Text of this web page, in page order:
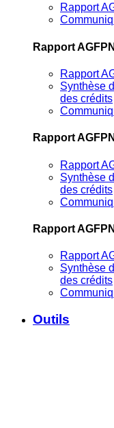
Rapport
Rapport
Rapport
Synthèse
des crédits
Rapport
Rapport
Synthèse
des crédits
Rapport
Rapport
Synthèse
des crédits
Outils